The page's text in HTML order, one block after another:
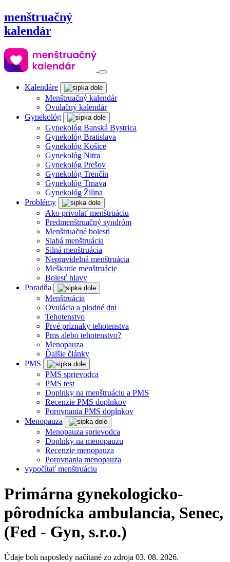
menštruačný
kalendár
Kalendáre
Menštruačný kalendár
Ovulačný kalendár
Gynekológ
Gynekológ Banská Bystrica
Gynekológ Bratislava
Gynekológ Košice
Gynekológ Nitra
Gynekológ Prešov
Gynekológ Trenčín
Gynekológ Trnava
Gynekológ Žilina
Problémy
Ako privolať menštruáciu
Predmenštruačný syndróm
Menštruačné bolesti
Slabá menštruácia
Silná menštruácia
Nepravidelná menštruácia
Meškanie menštruácie
Bolesť hlavy
Poradňa
Menštruácia
Ovulácia a plodné dni
Tehotenstvo
Prvé príznaky tehotenstva
Pms alebo tehotenstvo?
Menopauza
Ďalšie články
PMS
PMS sprievodca
PMS test
Doplnky na menštruáciu a PMS
Recenzie PMS doplnkov
Porovnania PMS doplnkov
Menopauza
Menopauza sprievodca
Doplnky na menopauzu
Recenzie menopauza
Porovnania menopauza
vypočítať menštruáciu
Primárna gynekologicko-
pôrodnícka ambulancia, Senec,
(Fed - Gyn, s.r.o.)
Údaje boli naposledy načítané zo zdroja 03. 08. 2026.